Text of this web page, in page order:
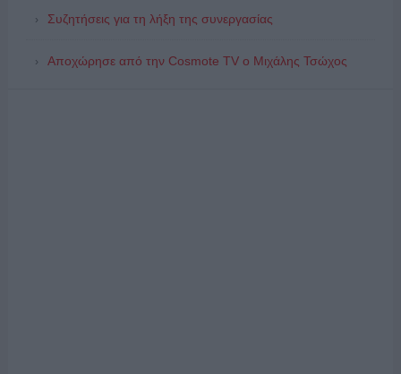
Συζητήσεις για τη λήξη της συνεργασίας
Αποχώρησε από την Cosmote TV o Μιχάλης Τσώχος